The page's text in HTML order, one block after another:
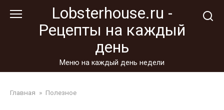
Lobsterhouse.ru -
Рецепты на каждый
день
Меню на каждый день недели
Главная » Полезное